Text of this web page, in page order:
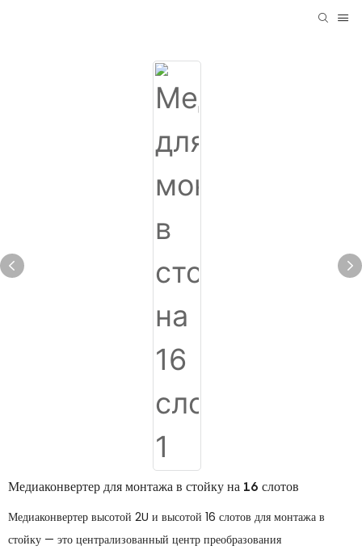
Медиаконвертер для монтажа в стойку на 16 слотов
Медиаконвертер высотой 2U и высотой 16 слотов для монтажа в
стойку — это централизованный центр преобразования